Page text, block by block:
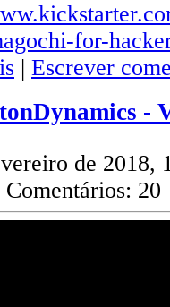
for-
| Escrever
-
de 2018,
Comentários: 20